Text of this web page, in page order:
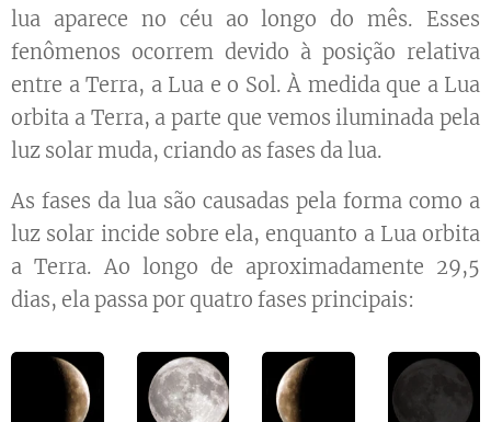
lua aparece no céu ao longo do mês. Esses
fenômenos ocorrem devido à posição relativa
entre a Terra, a Lua e o Sol. À medida que a Lua
orbita a Terra, a parte que vemos iluminada pela
luz solar muda, criando as fases da lua.
As fases da lua são causadas pela forma como a
luz solar incide sobre ela, enquanto a Lua orbita
a Terra. Ao longo de aproximadamente 29,5
dias, ela passa por quatro fases principais: